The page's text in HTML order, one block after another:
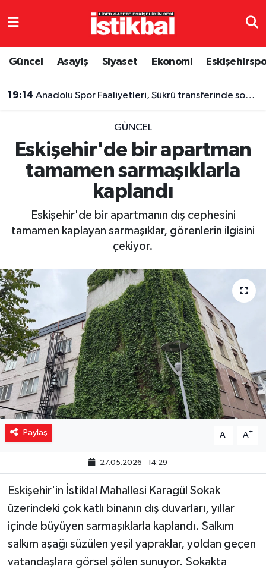
Güncel Asayiş Siyaset Ekonomi
19:14 Anadolu Spor Faaliyetleri, Şükrü transferinde son adımı attı
GÜNCEL
Eskişehir'de bir apartman
tamamen sarmaşıklarla
kaplandı
Eskişehir'de bir apartmanın dış cephesini
tamamen kaplayan sarmaşıklar, görenlerin ilgisini
çekiyor.
Paylaş A- A+
27.05.2026 - 14:29
Eskişehir'in İstiklal Mahallesi Karagül Sokak
üzerindeki çok katlı binanın dış duvarları, yıllar
içinde büyüyen sarmaşıklarla kaplandı. Salkım
salkım aşağı süzülen yeşil yapraklar, yoldan geçen
vatandaşlara görsel şölen sunuyor. Sokakta
Eskişehirspor
Spor
Ekonomi
Yaşam
Resmi ilanlar
Eskişehir Nöbetçi Eczaneler
TFF 3.Lig 4.Grup Puan Durumu ve Fikstür
Tüm Manşetler
Son Dakika Haberleri